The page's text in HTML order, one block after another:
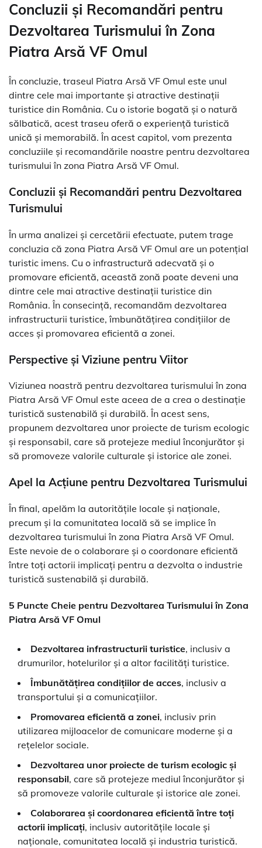
Concluzii și Recomandări pentru
Dezvoltarea Turismului în Zona
Piatra Arsă VF Omul
În concluzie, traseul Piatra Arsă VF Omul este unul
dintre cele mai importante și atractive destinații
turistice din România. Cu o istorie bogată și o natură
sălbatică, acest traseu oferă o experiență turistică
unică și memorabilă. În acest capitol, vom prezenta
concluziile și recomandările noastre pentru dezvoltarea
turismului în zona Piatra Arsă VF Omul.
Concluzii și Recomandări pentru Dezvoltarea
Turismului
În urma analizei și cercetării efectuate, putem trage
concluzia că zona Piatra Arsă VF Omul are un potențial
turistic imens. Cu o infrastructură adecvată și o
promovare eficientă, această zonă poate deveni una
dintre cele mai atractive destinații turistice din
România. În consecință, recomandăm dezvoltarea
infrastructurii turistice, îmbunătățirea condițiilor de
acces și promovarea eficientă a zonei.
Perspective și Viziune pentru Viitor
Viziunea noastră pentru dezvoltarea turismului în zona
Piatra Arsă VF Omul este aceea de a crea o destinație
turistică sustenabilă și durabilă. În acest sens,
propunem dezvoltarea unor proiecte de turism ecologic
și responsabil, care să protejeze mediul înconjurător și
să promoveze valorile culturale și istorice ale zonei.
Apel la Acțiune pentru Dezvoltarea Turismului
În final, apelăm la autoritățile locale și naționale,
precum și la comunitatea locală să se implice în
dezvoltarea turismului în zona Piatra Arsă VF Omul.
Este nevoie de o colaborare și o coordonare eficientă
între toți actorii implicați pentru a dezvolta o industrie
turistică sustenabilă și durabilă.
5 Puncte Cheie pentru Dezvoltarea Turismului în Zona
Piatra Arsă VF Omul
Dezvoltarea infrastructurii turistice, inclusiv a
drumurilor, hotelurilor și a altor facilități turistice.
Îmbunătățirea condițiilor de acces, inclusiv a
transportului și a comunicațiilor.
Promovarea eficientă a zonei, inclusiv prin
utilizarea mijloacelor de comunicare moderne și a
rețelelor sociale.
Dezvoltarea unor proiecte de turism ecologic și
responsabil, care să protejeze mediul înconjurător și
să promoveze valorile culturale și istorice ale zonei.
Colaborarea și coordonarea eficientă între toți
actorii implicați, inclusiv autoritățile locale și
naționale, comunitatea locală și industria turistică.